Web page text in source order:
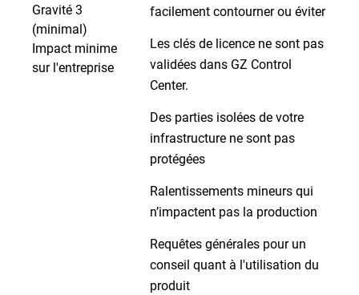
Gravité 3
(minimal)
Impact minime
sur l'entreprise
facilement contourner ou éviter
Les clés de licence ne sont pas
validées dans GZ Control
Center.
Des parties isolées de votre
infrastructure ne sont pas
protégées
Ralentissements mineurs qui
n’impactent pas la production
Requêtes générales pour un
conseil quant à l'utilisation du
produit